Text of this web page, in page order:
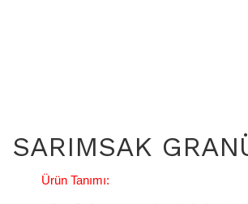
SARIMSAK
Ürün Tanımı: